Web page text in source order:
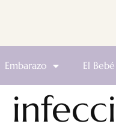
Embarazo El Bebé